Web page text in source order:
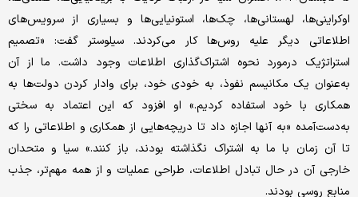
اوکراینی‌ها، لهستانی‌ها، چک‌ها، استونیایی‌ها و بسیاری از سرویس‌های
اطلاعاتی دیگر علیه روس‌ها کار می‌کردند. سیلوستر گفت: «تصمیم
استراتژیک درمورد نحوه اشتراک‌گذاری اطلاعات وجود داشت. ما از آن
به‌عنوان یک مکانیسم نفوذ، به خودی خود، برای وادار کردن دولت‌ها به
همکاری با خود استفاده کردیم.» او افزود که این اعتماد به سختی
به‌دست‌آمده «به آنها اجازه داد تا دریچه‌هایی از همکاری و اطلاعاتی را که
تا آن زمان با ما به اشتراک نگذاشته بودند، باز کنند.» سیا و متحدان
خارجی آن در حال تبادل اطلاعات، طراحی عملیات و از همه مهم‌تر، جذب
منابع روسی بودند.